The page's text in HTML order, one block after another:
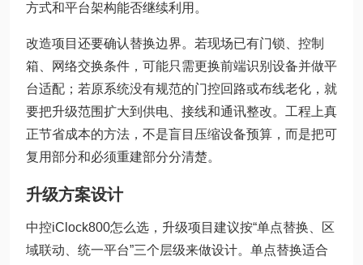
方式和平台架构能否继续利用。
改造项目还要确认替换边界。若现场已有门锁、控制
箱、网络交换条件，可能只需更换前端识别设备并做平
台适配；若原系统没有规范的门控回路或布线老化，就
要把升级范围扩大到供电、接线和通讯整改。工程上真
正节省成本的方法，不是盲目压缩设备预算，而是把可
复用部分和必须重建部分分清楚。
升级方案设计
中控iClock800怎么选，升级项目建议按“单点替换、区
域联动、统一平台”三个层级来做设计。单点替换适合